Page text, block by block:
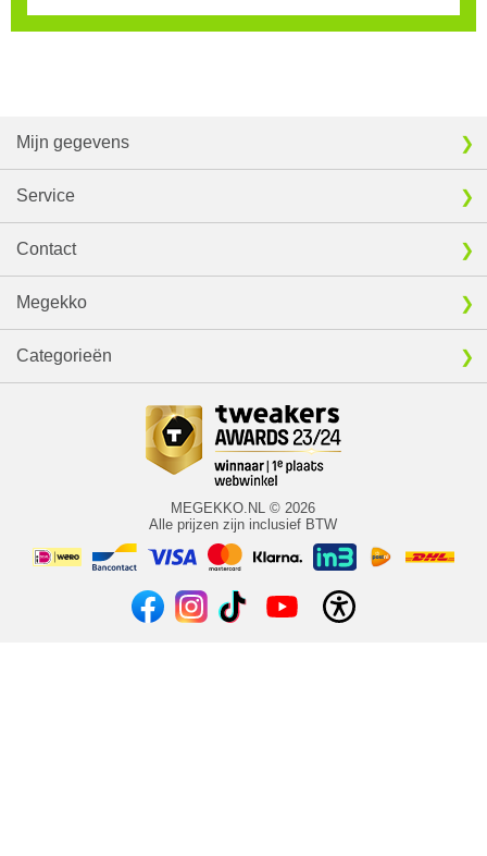
Mijn gegevens
Service
Contact
Megekko
Categorieën
MEGEKKO.NL © 2026
Alle prijzen zijn inclusief BTW